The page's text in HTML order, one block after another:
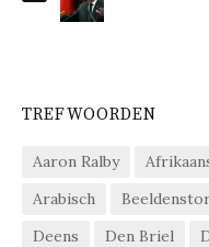
TREFWOORDEN
Aaron Ralby
Arabisch
Deens
Den Briel